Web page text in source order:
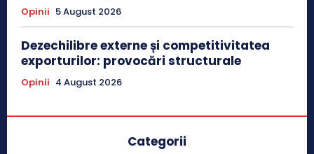
Opinii 5 August 2026
Dezechilibre externe și competitivitatea
exporturilor: provocări structurale
Opinii 4 August 2026
Categorii